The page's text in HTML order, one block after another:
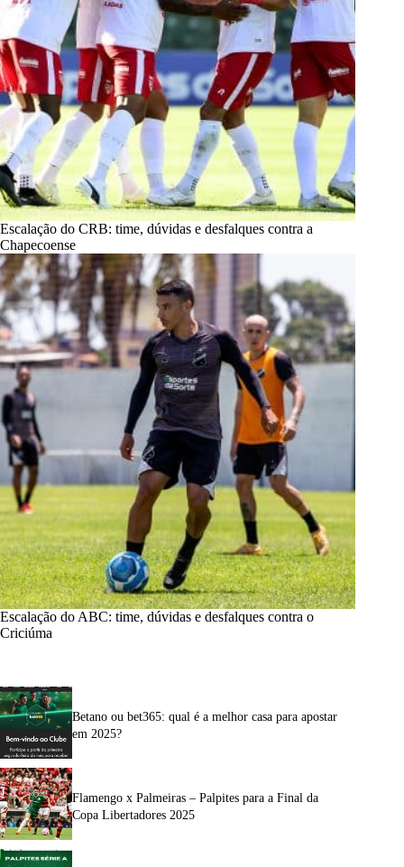
Escalação do CRB: time, dúvidas e desfalques contra a
Chapecoense
Escalação do ABC: time, dúvidas e desfalques contra o
Criciúma
Betano ou bet365: qual é a melhor casa para apostar
em 2025?
Flamengo x Palmeiras – Palpites para a Final da
Copa Libertadores 2025